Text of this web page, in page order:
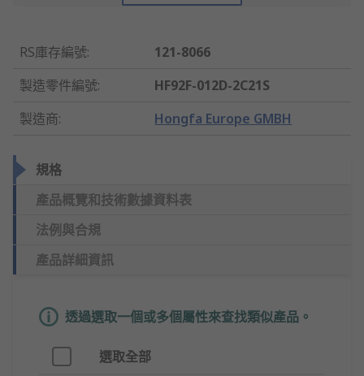
RS庫存編號:
121-8066
製造零件編號:
HF92F-012D-2C21S
製造商: Hongfa Europe GMBH
規格
產品概覽和技術數據資料表
法例與合規
產品詳細資訊
透過選取一個或多個屬性來查找類似產品。
選取全部